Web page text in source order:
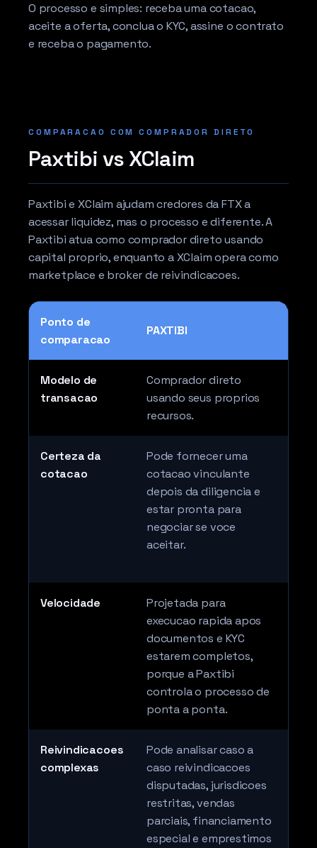
O processo e simples: receba uma cotacao,
aceite a oferta, conclua o KYC, assine o contrato
e receba o pagamento.
COMPARACAO COM COMPRADOR DIRETO
Paxtibi vs XClaim
Paxtibi e XClaim ajudam credores da FTX a
acessar liquidez, mas o processo e diferente. A
Paxtibi atua como comprador direto usando
capital proprio, enquanto a XClaim opera como
marketplace e broker de reivindicacoes.
Ponto de
comparacao
PAXTIBI
Modelo de
transacao
Comprador direto
usando seus proprios
recursos.
Certeza da
cotacao
Pode fornecer uma
cotacao vinculante
depois da diligencia e
estar pronta para
negociar se voce
aceitar.
Velocidade
Projetada para
execucao rapida apos
documentos e KYC
estarem completos,
porque a Paxtibi
controla o processo de
ponta a ponta.
Reivindicacoes
complexas
Pode analisar caso a
caso reivindicacoes
disputadas, jurisdicoes
restritas, vendas
parciais, financiamento
especial e emprestimos